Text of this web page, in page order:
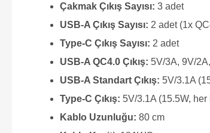
Çakmak Çıkış Sayısı: 3 adet
USB-A Çıkış Sayısı: 2 adet (1x
Type-C Çıkış Sayısı: 2 adet
USB-A QC4.0 Çıkış: 5V/3A, 9V/
USB-A Standart Çıkış: 5V/3.1A
Type-C Çıkış: 5V/3.1A (15.5W, her
Kablo Uzunluğu: 80 cm